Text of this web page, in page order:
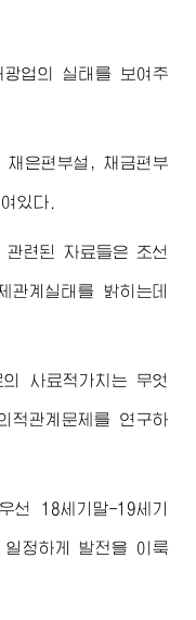
업의 실태를 보여주
은편부설, 채금편부
있다.
관련된 자료들은 조선
계실태를 밝히는데
사료적가치는 무엇
적관계문제를 연구하
선 18세기말-19세기
일정하게 발전을 이룩